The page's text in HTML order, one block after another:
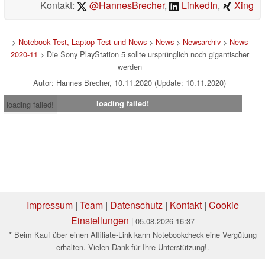
Hintergrund als Art Director einer Werbeagentur erlaubt
dieser Branche.
Kontakt:
@HannesBrecher, LinkedIn, Xing
Notebook Test, Laptop Test und News News >
2020-11> Die Sony PlayStation 5 sollte ursprünglich noch gigantischer
werden
Impressum|Team| Datenschutz|Kontakt|Cookie